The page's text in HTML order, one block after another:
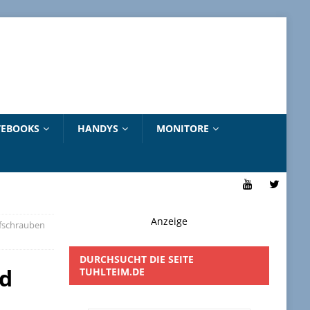
HANDYS MONITORE
Anzeige
DURCHSUCHT DIE SEITE
TUHLTEIM.DE